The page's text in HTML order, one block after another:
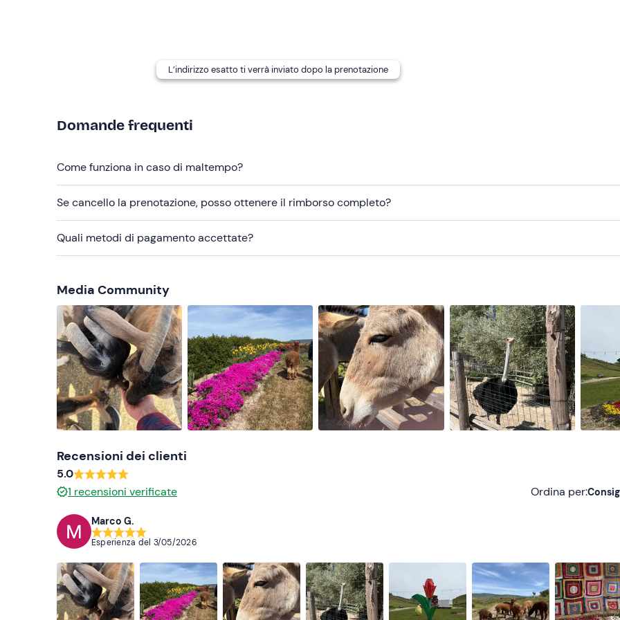
parcheggio gratuito. Il punto di ritrovonon è raggiungibile con mezzi pubblici
L’indirizzo esatto ti verrà inviato dopo la prenotazione
Domande frequenti
Come funziona in caso di maltempo?
Se cancello la prenotazione, posso ottenere il rimborso completo?
Quali metodi di pagamento accettate?
Media Community
Recensioni dei clienti
5.0
1 recensioni verificate Ordina per:
Più recenti
Meno recenti
Più alte
Marco G.
Esperienza del 3/05/2026